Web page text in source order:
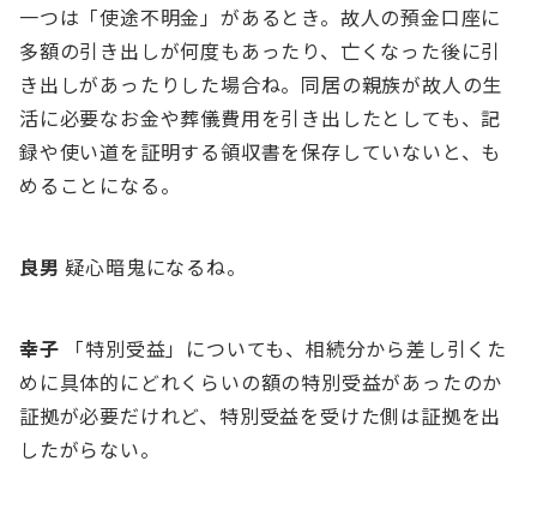
⼀つは「使途不明⾦」があるとき。故⼈の預⾦⼝座に
多額の引き出しが何度もあったり、亡くなった後に引
き出しがあったりした場合ね。同居の親族が故⼈の⽣
活に必要なお⾦や葬儀費⽤を引き出したとしても、記
録や使い道を証明する領収書を保存していないと、も
めることになる。
良男 疑⼼暗⻤になるね。
幸⼦
「特別受益」についても、相続分から差し引くた
めに具体的にどれくらいの額の特別受益があったのか
証拠が必要だけれど、特別受益を受けた側は証拠を出
したがらない。